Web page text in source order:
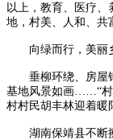
以上，教育、医疗
地，村美、人和、共
向绿而行，美丽乡
垂柳环绕、房屋错
基地风景如画……“村
村村民胡丰林迎着暖
湖南保靖县不断擦